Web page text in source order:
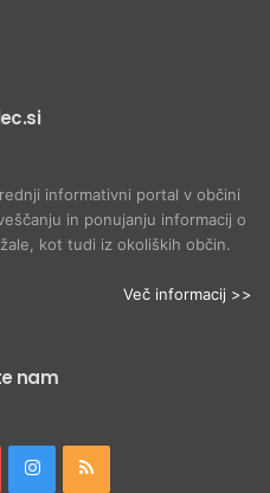
informativni portal v občini
in ponujanju informacij o
kot tudi iz okoliških občin.
Več informacij >>
nam